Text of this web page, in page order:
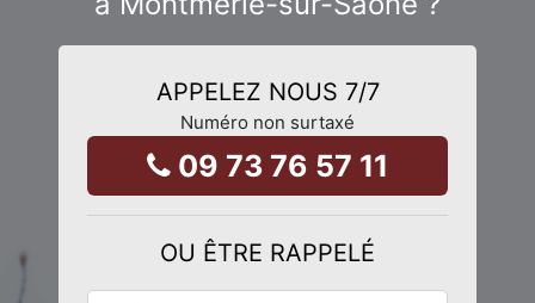
APPELEZ NOUS 7/7
Numéro non surtaxé
09 73 76 57 11
OU ÊTRE RAPPELÉ